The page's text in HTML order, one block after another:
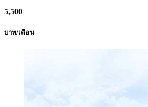
5,500
บาท/เดือน